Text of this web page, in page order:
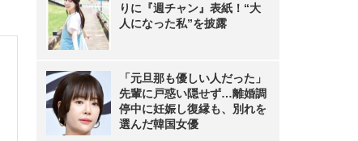
りに『週チャン』表紙！“大
人になった私”を披露
「元旦那も優しい人だった」
先輩に戸惑い隠せず…離婚調
停中に妊娠し復縁も、別れを
選んだ韓国女優